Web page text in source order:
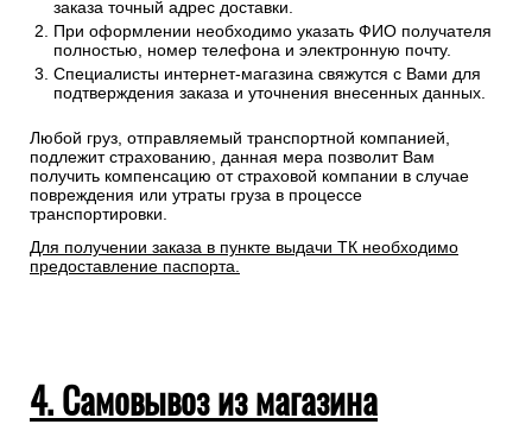
заказа точный адрес доставки.
При оформлении необходимо указать ФИО получателя
полностью, номер телефона и электронную почту.
Специалисты интернет-магазина свяжутся с Вами для
подтверждения заказа и уточнения внесенных данных.
Любой груз, отправляемый транспортной компанией,
подлежит страхованию, данная мера позволит Вам
получить компенсацию от страховой компании в случае
повреждения или утраты груза в процессе
транспортировки.
Для получении заказа в пункте выдачи ТК необходимо
предоставление паспорта.
4. Самовывоз из магазина